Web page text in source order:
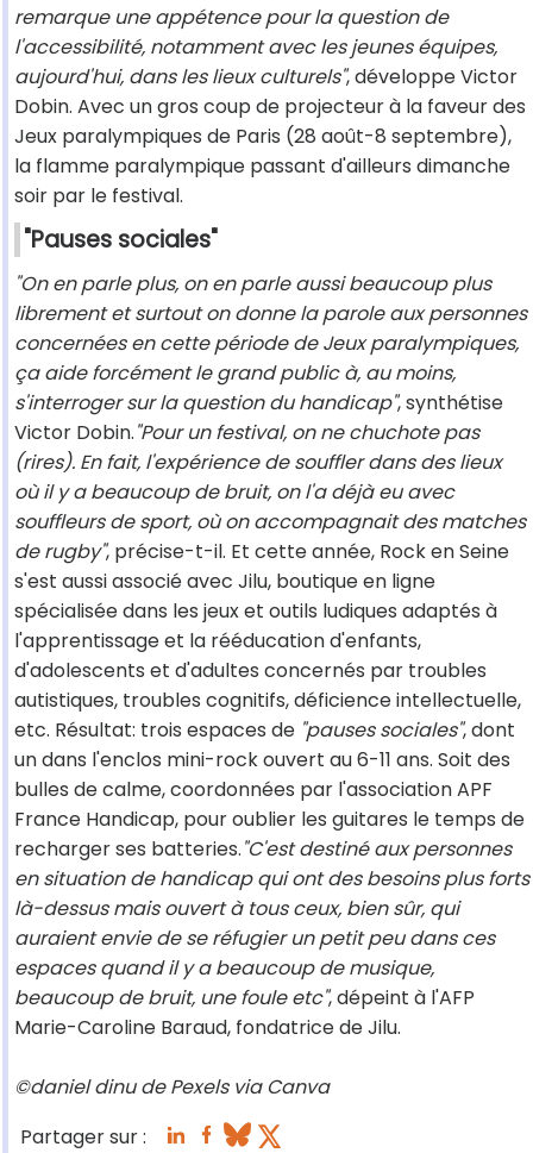
remarque une appétence pour la question de
l'accessibilité, notamment avec les jeunes équipes,
aujourd'hui, dans les lieux culturels", développe Victor
Dobin. Avec un gros coup de projecteur à la faveur des
Jeux paralympiques de Paris (28 août-8 septembre),
la flamme paralympique passant d'ailleurs dimanche
soir par le festival.
"Pauses sociales"
"On en parle plus, on en parle aussi beaucoup plus
librement et surtout on donne la parole aux personnes
concernées en cette période de Jeux paralympiques,
ça aide forcément le grand public à, au moins,
s'interroger sur la question du handicap", synthétise
Victor Dobin."Pour un festival, on ne chuchote pas
(rires). En fait, l'expérience de souffler dans des lieux
où il y a beaucoup de bruit, on l'a déjà eu avec
souffleurs de sport, où on accompagnait des matches
de rugby", précise-t-il. Et cette année, Rock en Seine
s'est aussi associé avec Jilu, boutique en ligne
spécialisée dans les jeux et outils ludiques adaptés à
l'apprentissage et la rééducation d'enfants,
d'adolescents et d'adultes concernés par troubles
autistiques, troubles cognitifs, déficience intellectuelle,
etc. Résultat: trois espaces de "pauses sociales", dont
un dans l'enclos mini-rock ouvert au 6-11 ans. Soit des
bulles de calme, coordonnées par l'association APF
France Handicap, pour oublier les guitares le temps de
recharger ses batteries."C'est destiné aux personnes
en situation de handicap qui ont des besoins plus forts
là-dessus mais ouvert à tous ceux, bien sûr, qui
auraient envie de se réfugier un petit peu dans ces
espaces quand il y a beaucoup de musique,
beaucoup de bruit, une foule etc", dépeint à l'AFP
Marie-Caroline Baraud, fondatrice de Jilu.
©daniel dinu de Pexels via Canva
Partager sur :